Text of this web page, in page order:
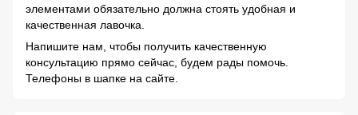
элементами обязательно должна стоять удобная и
качественная лавочка.
Напишите нам, чтобы получить качественную
консультацию прямо сейчас, будем рады помочь.
Телефоны в шапке на сайте.